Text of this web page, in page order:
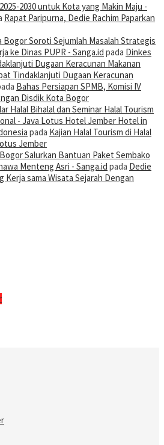
2030 untuk Kota yang Makin Maju -
Rapat Paripurna, Dedie Rachim Paparkan
Bogor Soroti Sejumlah Masalah Strategis
ke Dinas PUPR - Sanga.id pada Dinkes
Dugaan Keracunan Makanan
Tindaklanjuti Dugaan Keracunan
Bahas Persiapan SPMB, Komisi IV
Disdik Kota Bogor
Halal Bihalal dan Seminar Halal Tourism
- Java Lotus Hotel Jember Hotel in
pada Kajian Halal Tourism di Halal
Jember
Salurkan Bantuan Paket Sembako
Menteng Asri - Sanga.id pada Dedie
Kerja sama Wisata Sejarah Dengan